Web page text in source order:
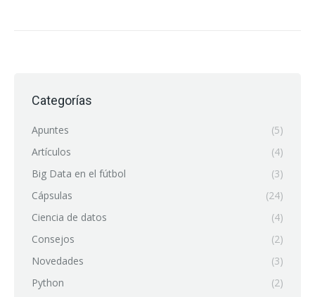
Categorías
Apuntes
(5)
Artículos
(4)
Big Data en el fútbol
(3)
Cápsulas
(24)
Ciencia de datos
(4)
Consejos
(2)
Novedades
(3)
Python
(2)